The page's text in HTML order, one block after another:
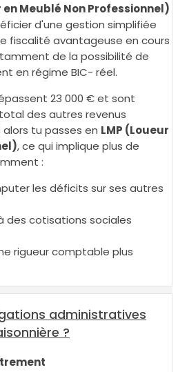
en Meublé Non Professionnel)
d'une gestion simplifiée
fiscalité avantageuse en cours
de la possibilité de
en régime BIC- réel.
23 000 € et sont
des autres revenus
tu passes en LMP (Loueur
, ce qui implique plus de
:
les déficits sur ses autres
des cotisations sociales
rigueur comptable plus
administratives
?